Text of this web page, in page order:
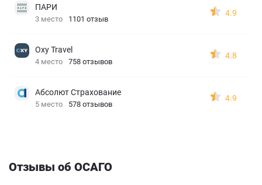
ПАРИ
3 место 1101 отзыв
4.9
Oxy Travel
4 место 758 отзывов
4.8
Абсолют Страхование
5 место 578 отзывов
4.9
Отзывы об ОСАГО